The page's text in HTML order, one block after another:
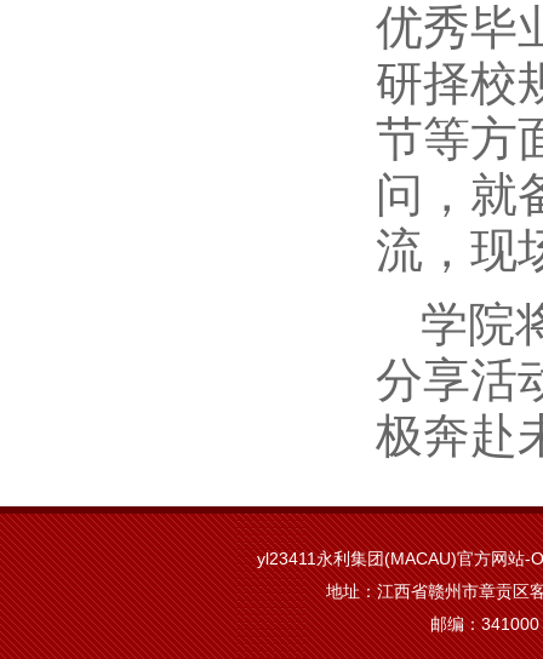
优秀毕
研择校
节等方
问，就
流，现
学院
分享活
极奔赴
yl23411永利集团(MACAU)官方网站-
地址：江西省赣州市章贡区
邮编：341000